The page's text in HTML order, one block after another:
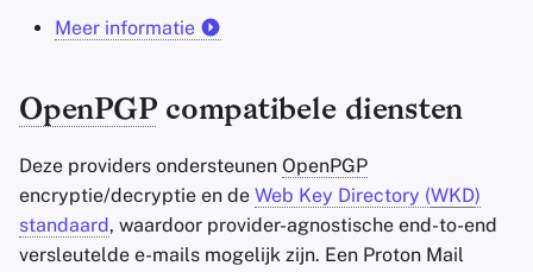
Technologie
Privacy
Veiligheid
Meer informatie
OpenPGPcompatibele diensten
Deze providers ondersteunen OpenPGP
encryptie/decryptie en de Web Key Directory (WKD)
standaard, waardoor provider-agnostische end-to-end
versleutelde e-mails mogelijk zijn. Een Proton Mail